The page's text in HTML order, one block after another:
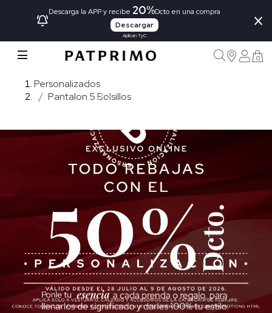
Descarga la APP y recibe 20%Dcto en una compra
Descargar
Aplican TyC
×
0
Personalizados
Pantalon 5 Bolsillos